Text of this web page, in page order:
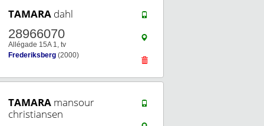
TAMARA dahl
28966070
Allégade 15A 1, tv
Frederiksberg (2000)
TAMARA mansour
christiansen